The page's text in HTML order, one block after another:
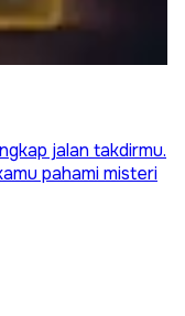
jalan takdirmu.
pahami misteri